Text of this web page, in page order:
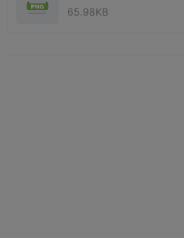
65.98KB